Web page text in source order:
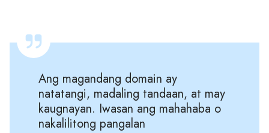
Ang magandang domain ay
natatangi, madaling tandaan, at may
kaugnayan. Iwasan ang mahahaba o
nakalilitong pangalan